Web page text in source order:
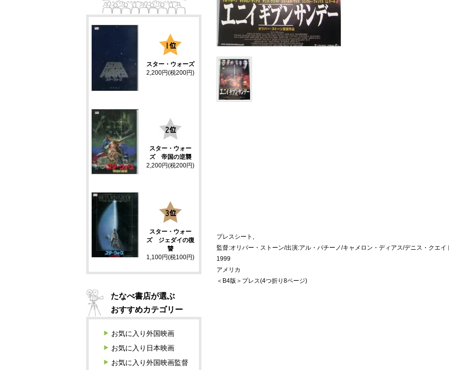
プレスシート,
監督:オリバー・ストーン/出演:アル・パチーノ/キャメロン・ディアス/デニス・クエ
1999
アメリカ
＜B4版＞プレス(4つ折り8ページ)
スター・ウォーズ
2,200円(税200円)
スター・ウォー
ズ 帝国の逆襲
2,200円(税200円)
スター・ウォー
ズ ジェダイの復
讐
1,100円(税100円)
たなべ書店が選ぶ
おすすめカテゴリー
お気に入り外国映画
お気に入り日本映画
お気に入り外国映画監督